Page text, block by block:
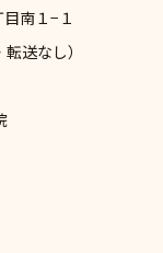
南１−１
送なし）